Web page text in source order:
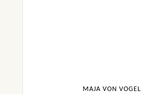
MAJA VON VOGEL